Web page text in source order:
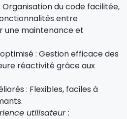
Organisation du code facilitée,
entre
une maintenance et
: Gestion efficace des
réactivité grâce aux
: Flexibles, faciles à
utilisateur :